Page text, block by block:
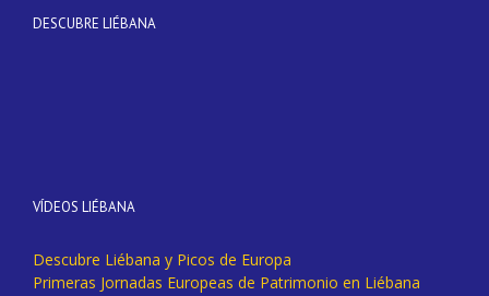
DESCUBRE LIÉBANA
VÍDEOS LIÉBANA
Descubre Liébana y Picos de Europa
Primeras Jornadas Europeas de Patrimonio en Liébana